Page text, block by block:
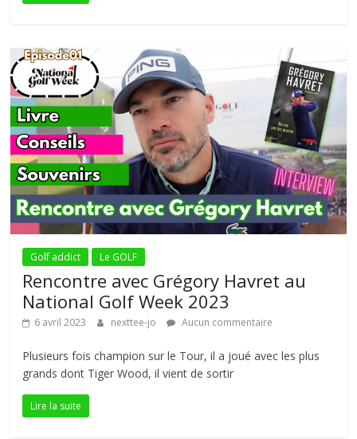
Golf addict Le GOLF
Rencontre avec Grégory Havret au
National Golf Week 2023
6 avril 2023 nexttee-jo Aucun commentaire
Plusieurs fois champion sur le Tour, il a joué avec les plus
grands dont Tiger Wood, il vient de sortir
Lire la suite